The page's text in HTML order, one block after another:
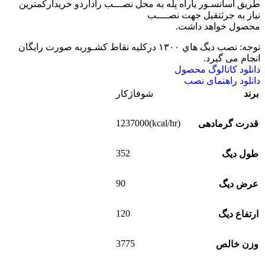
طریق آسانسـور یاراه پله به محل نصـــب راداردو خریدارکمترین
نیاز به جرثتقیل جهت نصــــب
محصول خواهد داشت.
توجه: نصب دیگ هاي ۱۳۰۰ درکلیه نقاط کشـوربه صورت رایگان
انجام می گیرد.
دانلود کاتالوگ محصول
دانلود راهنمای نصب
برند
شوفاژکار
قدرت گرمادهی (kcal/hr)1237000
طول دیگ 352
عرض دیگ 90
ارتفاع دیگ 120
وزن خالص 3775